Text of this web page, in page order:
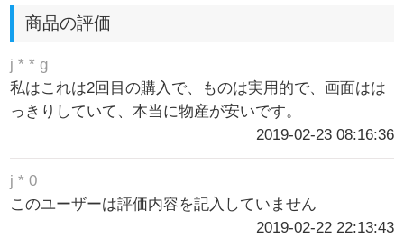
商品の評価
j * * g
私はこれは2回目の購入で、ものは実用的で、画面はは
っきりしていて、本当に物産が安いです。
2019-02-23 08:16:36
j * 0
このユーザーは評価内容を記入していません
2019-02-22 22:13:43